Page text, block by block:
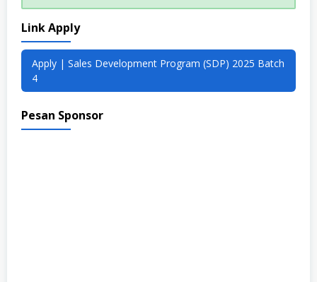
Link Apply
Apply | Sales Development Program (SDP) 2025 Batch
4
Pesan Sponsor